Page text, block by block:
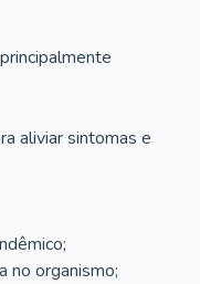
aliviar sintomas e
no organismo;